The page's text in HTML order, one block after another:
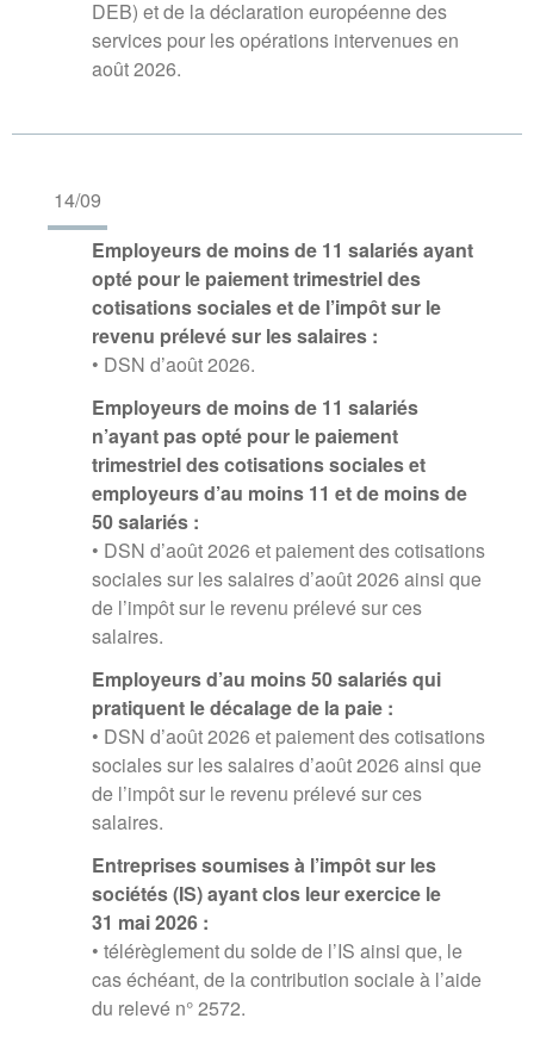
DEB) et de la déclaration européenne des
services pour les opérations intervenues en
août 2026.
14/09
Employeurs de moins de 11 salariés ayant
opté pour le paiement trimestriel des
cotisations sociales et de l’impôt sur le
revenu prélevé sur les salaires :
• DSN d’août 2026.
Employeurs de moins de 11 salariés
n’ayant pas opté pour le paiement
trimestriel des cotisations sociales et
employeurs d’au moins 11 et de moins de
50 salariés :
• DSN d’août 2026 et paiement des cotisations
sociales sur les salaires d’août 2026 ainsi que
de l’impôt sur le revenu prélevé sur ces
salaires.
Employeurs d’au moins 50 salariés qui
pratiquent le décalage de la paie :
• DSN d’août 2026 et paiement des cotisations
sociales sur les salaires d’août 2026 ainsi que
de l’impôt sur le revenu prélevé sur ces
salaires.
Entreprises soumises à l’impôt sur les
sociétés (IS) ayant clos leur exercice le
31 mai 2026 :
• télérèglement du solde de l’IS ainsi que, le
cas échéant, de la contribution sociale à l’aide
du relevé n° 2572.